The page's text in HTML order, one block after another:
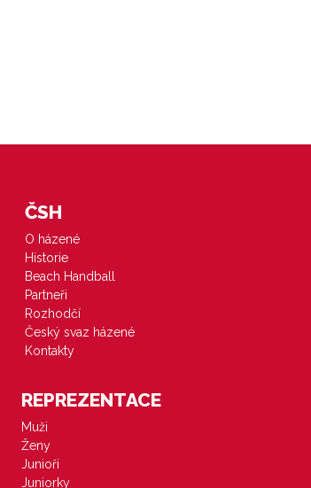
ČSH
O házené
Historie
Beach Handball
Partneři
Rozhodčí
Český svaz házené
Kontakty
REPREZENTACE
Muži
Ženy
Junioři
Juniorky